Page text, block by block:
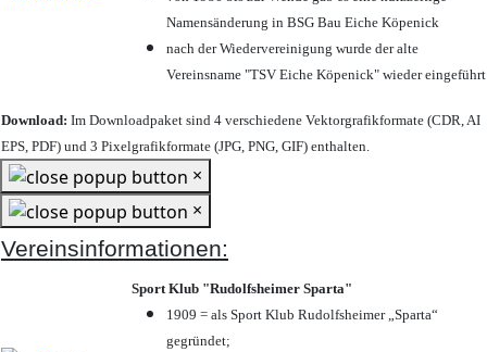
Namensänderung in BSG Bau Eiche Köpenick
nach der Wiedervereinigung wurde der alte
Vereinsname "TSV Eiche Köpenick" wieder eingeführt
Download: Im Downloadpaket sind 4 verschiedene Vektorgrafikformate (CDR, AI
EPS, PDF) und 3 Pixelgrafikformate (JPG, PNG, GIF) enthalten.
×
×
Vereinsinformationen:
Sport Klub "Rudolfsheimer Sparta"
1909 = als Sport Klub Rudolfsheimer „Sparta“
gegründet;